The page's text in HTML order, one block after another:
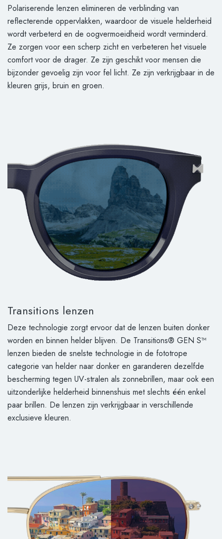
Polariserende lenzen elimineren de verblinding van
reflecterende oppervlakken, waardoor de visuele helderheid
wordt verbeterd en de oogvermoeidheid wordt verminderd.
Ze zorgen voor een scherp zicht en verbeteren het visuele
comfort voor de drager. Ze zijn geschikt voor mensen die
bijzonder gevoelig zijn voor fel licht. Ze zijn verkrijgbaar in de
kleuren grijs, bruin en groen.
Transitions lenzen
Deze technologie zorgt ervoor dat de lenzen buiten donker
worden en binnen helder blijven. De Transitions® GEN S™
lenzen bieden de snelste technologie in de fototrope
categorie van helder naar donker en garanderen dezelfde
bescherming tegen UV-stralen als zonnebrillen, maar ook een
uitzonderlijke helderheid binnenshuis met slechts één enkel
paar brillen. De lenzen zijn verkrijgbaar in verschillende
exclusieve kleuren.